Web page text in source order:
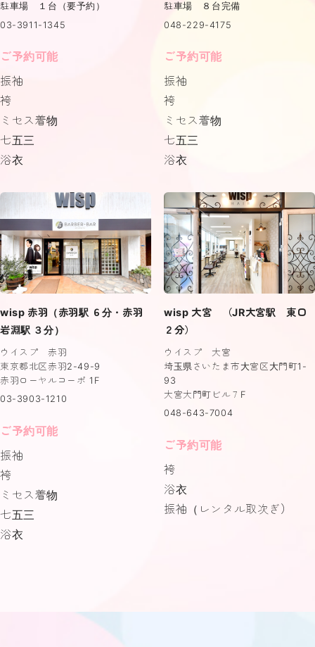
駐車場 １台（要予約）
03-3911-1345
ご予約可能
振袖
袴
ミセス着物
七五三
浴衣
駐車場 ８台完備
048-229-4175
ご予約可能
振袖
袴
ミセス着物
七五三
浴衣
wisp 赤羽（赤羽駅 ６分・赤羽
岩淵駅 ３分）
ウイスプ 赤羽
東京都北区赤羽2-49-9
赤羽ローヤルコーポ 1F
03-3903-1210
ご予約可能
振袖
袴
ミセス着物
七五三
浴衣
wisp 大宮 （JR大宮駅 東口
２分）
ウイスプ 大宮
埼玉県さいたま市大宮区大門町1-
93
大宮大門町ビル７F
048-643-7004
ご予約可能
袴
浴衣
振袖（レンタル取次ぎ）